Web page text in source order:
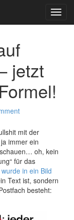
jetzt
mit der
immer ein
oh, kein
für das
wurde in ein Bild
Text ist, sondern
besteht: